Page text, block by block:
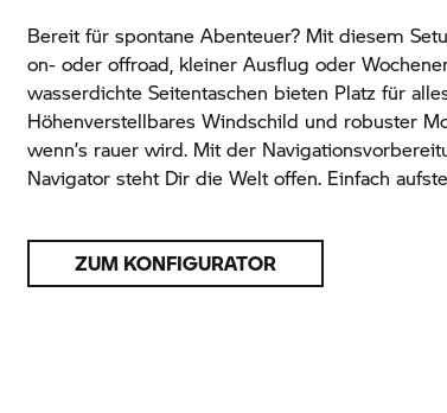
Bereit für spontane Abenteuer? Mit diesem
on- oder offroad, kleiner Ausflug oder
wasserdichte Seitentaschen bieten Platz für
Höhenverstellbares Windschild und robuster
wenn’s rauer wird. Mit der
Navigator steht Dir die Welt offen. Einfach
ZUM KONFIGURATOR